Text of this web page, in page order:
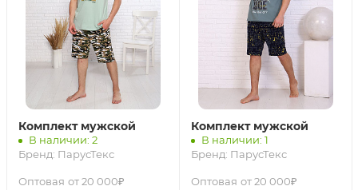
Комплект мужской
В наличии: 2
Бренд: ПарусТекс
Оптовая от 20 000₽
Комплект мужской
В наличии: 1
Бренд: ПарусТекс
Оптовая от 20 000₽